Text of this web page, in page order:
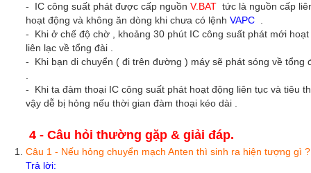
- IC công suất phát được cấp nguồn V.BAT tức là nguồn cấp
hoạt động và không ăn dòng khi chưa có lệnh VAPC .
- Khi ở chế độ chờ , khoảng 30 phút IC công suất phát mới
liên lạc về tổng đài .
- Khi bạn di chuyển ( đi trên đường ) máy sẽ phát sóng về tổng
.
- Khi ta đàm thoại IC công suất phát hoạt động liên tục và tiêu
vậy dễ bị hỏng nếu thời gian đàm thoại kéo dài .
4 - Câu hỏi thường gặp & giải đáp.
Câu 1 - Nếu hỏng chuyển mạch Anten thì sinh ra hiện tượng gì ?
Trả lời: